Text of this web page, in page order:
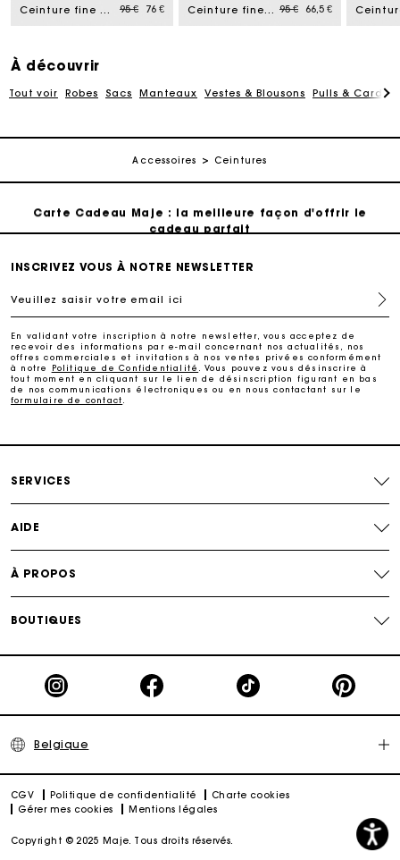
from Ceinture fine à boucle Clover Price reduced from
95 €to76 €
Ceinture fine à boucle Clover Price reduced from
95 €to66,5 €
À découvrir
Tout voir Robes Sacs Manteaux Vestes & Blousons Pulls &
Accessoires Ceintures
Livraison à domicile offerte sous 2 à 3 jours ouvrés.
Suivi de commande
Carte Cadeau Maje : la meilleure façon d'offrir le
cadeau parfait
Livraison à domicile offerte sous 2 à 3 jours ouvrés.
Paiement en 4x fois sans frais
Echanges & Retours offerts
INSCRIVEZ VOUS À NOTRE NEWSLETTER
Veuillez saisir votre email ici
En validant votre inscription à notre newsletter, vous acceptez de
recevoir des informations par e-mail concernant nos actualités, nos
offres commerciales et invitations à nos ventes privées conformément
à notre
Politique de Confidentialité
. Vous pouvez vous désinscrire à
tout moment en cliquant sur le lien de désinscription figurant en bas
de nos communications électroniques ou en nous contactant sur le
formulaire de contact
SERVICES
AIDE
À PROPOS
BOUTIQUES
Belgique
CGV Politique de confidentialité
Charte cookies
Gérer mes cookies
Mentions légales
Copyright © 2025 Maje. Tous droits réservés.